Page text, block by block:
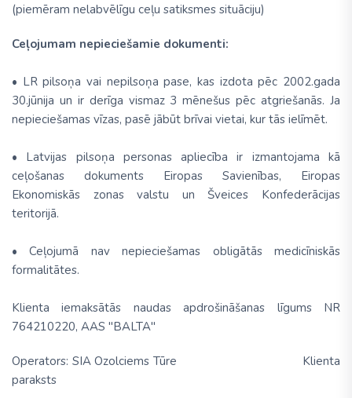
(piemēram nelabvēlīgu ceļu satiksmes situāciju)
Ceļojumam nepieciešamie dokumenti:
• LR pilsoņa vai nepilsoņa pase, kas izdota pēc 2002.gada
30.jūnija un ir derīga vismaz 3 mēnešus pēc atgriešanās. Ja
nepieciešamas vīzas, pasē jābūt brīvai vietai, kur tās ielīmēt.
• Latvijas pilsoņa personas apliecība ir izmantojama kā
ceļošanas dokuments Eiropas Savienības, Eiropas
Ekonomiskās zonas valstu un Šveices Konfederācijas
teritorijā.
• Ceļojumā nav nepieciešamas obligātās medicīniskās
formalitātes.
Klienta iemaksātās naudas apdrošināšanas līgums NR
764210220, AAS "BALTA"
Operators: SIA Ozolciems Tūre Klienta
paraksts